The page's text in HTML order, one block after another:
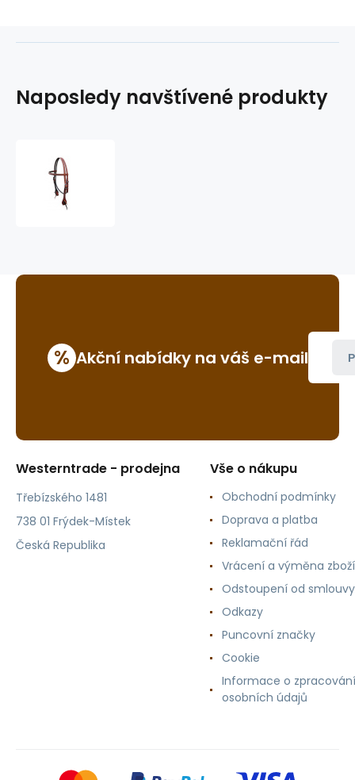
Naposledy navštívené produkty
% Akční nabídky na váš e-mail
Westerntrade - prodejna
Třebízského 1481
738 01 Frýdek-Místek
Česká Republika
Vše o nákupu
Obchodní podmínky
Doprava a platba
Reklamační řád
Vrácení a výměna zboží
Odstoupení od smlouvy
Odkazy
Puncovní značky
Cookie
Informace o zpracování
osobních údajů